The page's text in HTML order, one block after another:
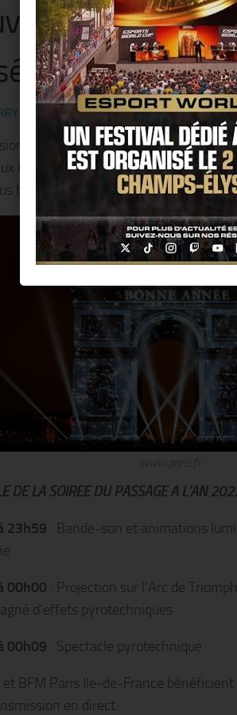
année
!!
KER · PUBLIÉ25 DÉCEMBRE 2022· MIS À
du passage à la nouvelle année
Parisiennes et aux Parisiens un
belle avenue du monde, à partir de
DE LA SOIREE DU PASSAGE A L’AN
23h59 : Bande-son et animations
00h00 : Projection sur l’Arc de
d’effets pyrotechniques
00h09 : Spectacle pyrotechnique
et BFM Paris Ile-de-France bénéficient
en direct.